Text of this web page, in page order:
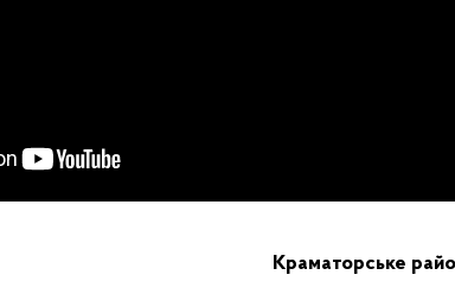
Краматорське